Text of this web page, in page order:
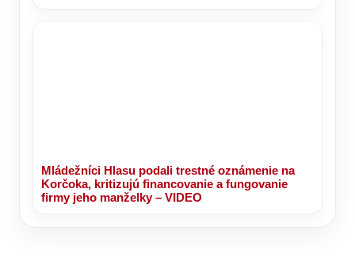
Mládežníci Hlasu podali trestné oznámenie na
Korčoka, kritizujú financovanie a fungovanie
firmy jeho manželky – VIDEO